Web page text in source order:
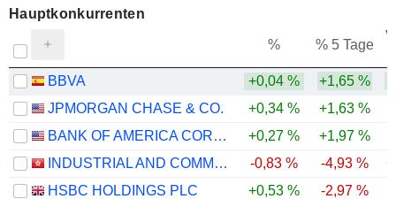
Hauptkonkurrenten
% % 5 Tage
BBVA +0,04 % +1,65 %
JPMORGAN CHASE & CO.
+0,34 % +1,63 %
BANK OF AMERICA CORPORATION
+0,27 % +1,97 %
INDUSTRIAL AND COMMERCIAL BANK OF CHINA LIMITED
-0,83 % -4,93 %
HSBC HOLDINGS PLC
+0,53 % -2,97 %